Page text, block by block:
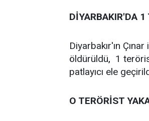
DİYARBAKIR'DA
Diyarbakır'ın
öldürüldü, 1
patlayıcı ele
O TERÖRİST